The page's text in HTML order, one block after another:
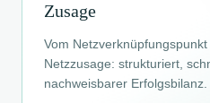
Zusage
Vom
Netzzusage: strukturiert,
nachweisbarer Erfolgsbilanz.